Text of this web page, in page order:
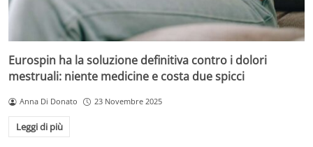
Eurospin ha la soluzione definitiva contro i dolori
mestruali: niente medicine e costa due spicci
Anna Di Donato 23 Novembre 2025
Leggi di più